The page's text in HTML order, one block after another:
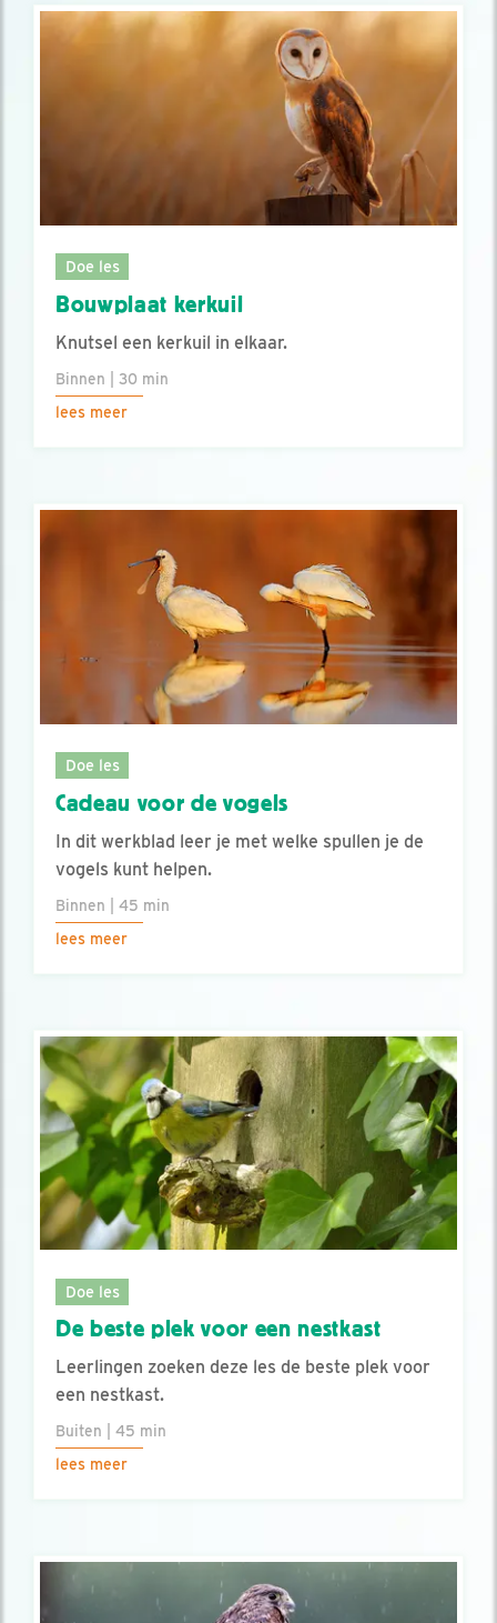
Doe les
Bouwplaat kerkuil
Knutsel een kerkuil in elkaar.
Binnen | 30 min
lees meer
Doe les
Cadeau voor de vogels
In dit werkblad leer je met welke spullen je de
vogels kunt helpen.
Binnen | 45 min
lees meer
Doe les
De beste plek voor een nestkast
Leerlingen zoeken deze les de beste plek voor
een nestkast.
Buiten | 45 min
lees meer